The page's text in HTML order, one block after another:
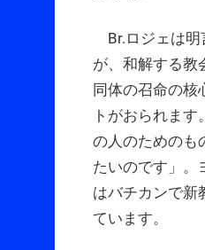
Br.ロジェは明
が、和解する教
同体の召命の核
トがおられま
の人のためのも
たいのです」。
はバチカンで新
ています。